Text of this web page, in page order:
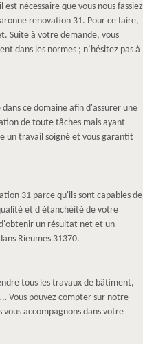
nécessaire que vous nous fassiez
renovation 31. Pour ce faire,
Suite à votre demande, vous
dans les normes ; n’hésitez pas à
ce domaine afin d'assurer une
de toute tâches mais ayant
un travail soigné et vous garantit
31 parce qu'ils sont capables de
et d'étanchéité de votre
un résultat net et un
Rieumes 31370.
tous les travaux de bâtiment,
Vous pouvez compter sur notre
accompagnons dans votre